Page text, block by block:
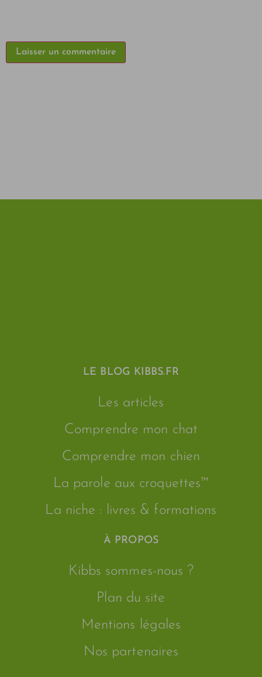
LE BLOG KIBBS.FR
Les articles
Comprendre mon chat
Comprendre mon chien
La parole aux croquettes™
La niche : livres & formations
À PROPOS
Kibbs sommes-nous ?
Plan du site
Mentions légales
Nos partenaires